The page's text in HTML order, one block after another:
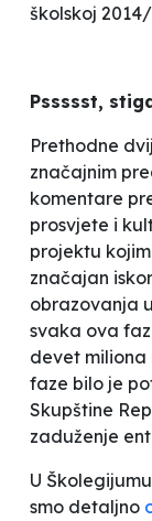
školskoj
Pssssst,
Prethodne
značajnim
komentare
prosvjete i
projektu kojim
značajan
obrazovanja
svaka ova
devet
faze bilo je
Skupštine
zaduženje
U Školegijumu
smo detaljno